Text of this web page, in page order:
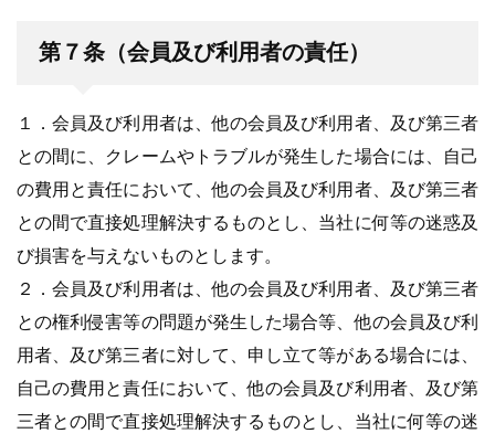
第７条（会員及び利用者の責任）
１．会員及び利用者は、他の会員及び利用者、及び第三者
との間に、クレームやトラブルが発生した場合には、自己
の費用と責任において、他の会員及び利用者、及び第三者
との間で直接処理解決するものとし、当社に何等の迷惑及
び損害を与えないものとします。
２．会員及び利用者は、他の会員及び利用者、及び第三者
との権利侵害等の問題が発生した場合等、他の会員及び利
用者、及び第三者に対して、申し立て等がある場合には、
自己の費用と責任において、他の会員及び利用者、及び第
三者との間で直接処理解決するものとし、当社に何等の迷